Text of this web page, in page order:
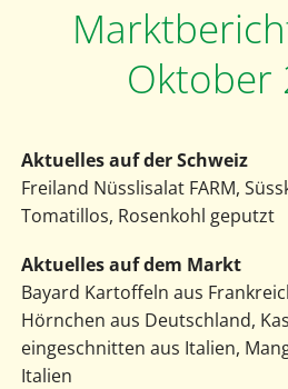
Oktober
Aktuelles auf der Schweiz
Freiland Nüsslisalat FARM,
Tomatillos, Rosenkohl geputzt
Aktuelles auf dem Markt
Bayard Kartoffeln aus
Hörnchen aus Deutschland,
eingeschnitten aus Italien,
Italien